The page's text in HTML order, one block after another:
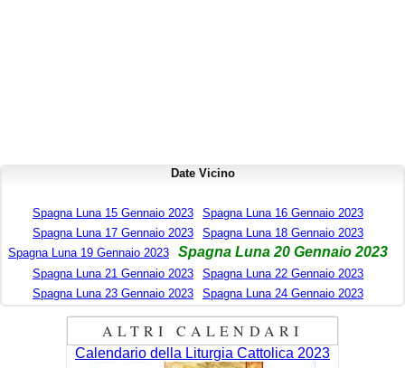
Date Vicino
Spagna Luna 15 Gennaio 2023
Spagna Luna 16 Gennaio 2023
Spagna Luna 17 Gennaio 2023
Spagna Luna 18 Gennaio 2023
Spagna Luna 19 Gennaio 2023
Spagna Luna 20 Gennaio 2023
Spagna Luna 21 Gennaio 2023
Spagna Luna 22 Gennaio 2023
Spagna Luna 23 Gennaio 2023
Spagna Luna 24 Gennaio 2023
ALTRI CALENDARI
Calendario della Liturgia Cattolica 2023